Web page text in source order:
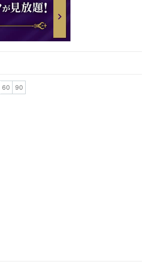
音楽配信
動画配信ガイド
60 90